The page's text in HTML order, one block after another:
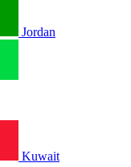
Jordan
Kuwait